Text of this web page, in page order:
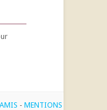
- MENTIONS